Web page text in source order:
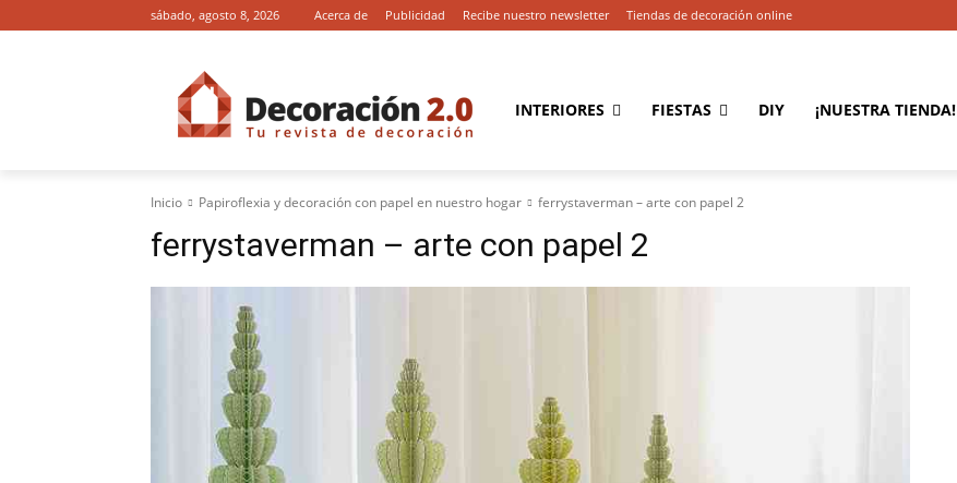
sábado, agosto 8, 2026 Acerca de Publicidad Recibe nuestro newsletter Tiendas de decoración online
INTERIORES FIESTAS DIY ¡NUESTRA TIENDA!
Inicio Papiroflexia y decoración con papel en nuestro hogar ferrystaverman – arte con papel 2
ferrystaverman – arte con papel 2